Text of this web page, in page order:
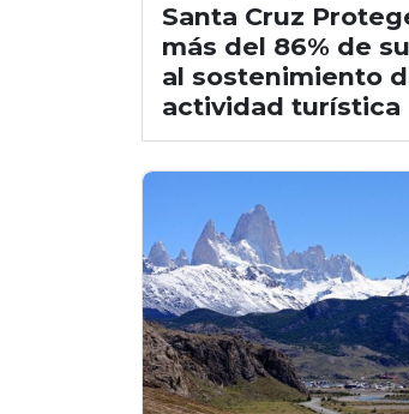
Santa Cruz
más del 86% de
al sostenimiento
actividad turística